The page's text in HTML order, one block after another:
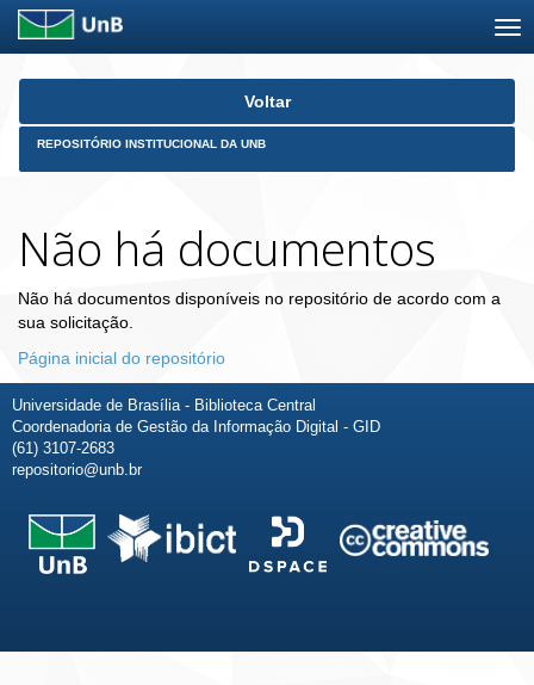
Skip
Voltar
REPOSITÓRIO INSTITUCIONAL DA UNB
Não há documentos
Não há documentos disponíveis no repositório de acordo com a
sua solicitação.
Página inicial do repositório
Universidade de Brasília - Biblioteca Central
Coordenadoria de Gestão da Informação Digital - GID
(61) 3107-2683
repositorio@unb.br